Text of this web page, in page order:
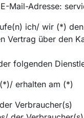
Mail-Adresse:
ich/ wir (*)
Vertrag über den
folgenden
erhalten am (*)
Verbraucher(s)